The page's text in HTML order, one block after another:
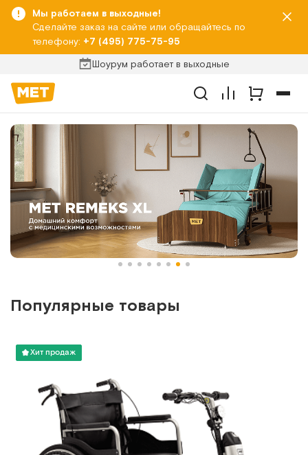
Мы работаем в выходные!
Сделайте заказ на сайте или обращайтесь по
телефону: +7 (495) 775-75-95
Шоурум работает в выходные
Популярные товары
Хит продаж